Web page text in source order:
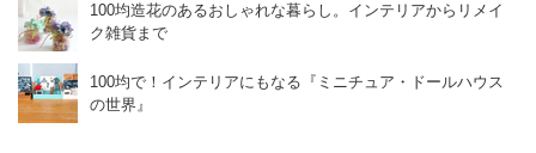
100均造花のあるおしゃれな暮らし。インテリアからリメイ
ク雑貨まで
100均で！インテリアにもなる『ミニチュア・ドールハウス
の世界』